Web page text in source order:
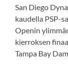
San Diego
kaudella PSP-
Openin
kierroksen
Tampa Bay